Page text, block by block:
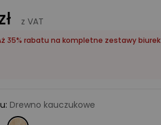
z VAT
35% rabatu na kompletne zestawy biurek
: Drewno kauczukowe